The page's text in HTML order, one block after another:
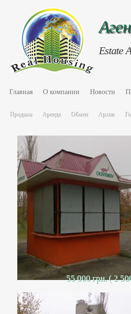
Estate
Главная О компании Новости
Продажа Аренда Обмен Архив
55 000 грн. ( 2